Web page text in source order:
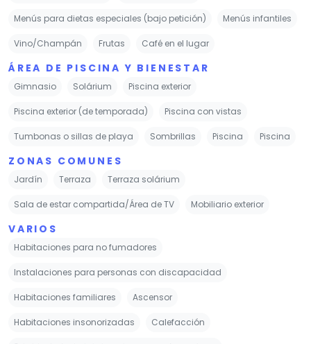
Menús para dietas especiales (bajo petición) Menús infantiles
Vino/Champán Frutas Café en el lugar
ÁREA DE PISCINA Y BIENESTAR
Gimnasio Solárium Piscina exterior
Piscina exterior (de temporada) Piscina con vistas
Tumbonas o sillas de playa Sombrillas Piscina Piscina
ZONAS COMUNES
Jardín Terraza Terraza solárium
Sala de estar compartida/Área de TV Mobiliario exterior
VARIOS
Habitaciones para no fumadores
Instalaciones para personas con discapacidad
Habitaciones familiares Ascensor
Habitaciones insonorizadas Calefacción